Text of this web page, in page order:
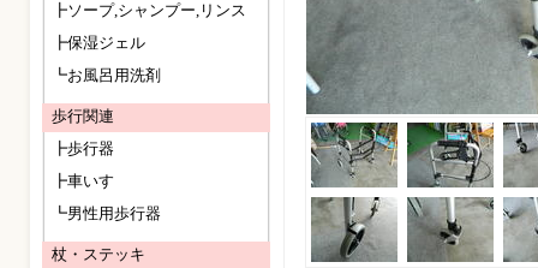
┣ソープ,シャンプー,リンス
┣保湿ジェル
┗お風呂用洗剤
歩行関連
┣歩行器
┣車いす
┗男性用歩行器
杖・ステッキ